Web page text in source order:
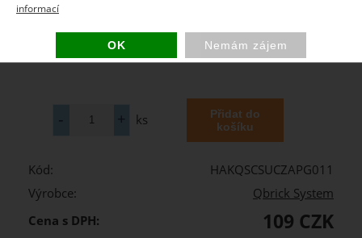
ks
Kód:
HAKQSCSUCZAPG011
Výrobce:
Qbrick System
Cena s DPH:
109 CZK
informací